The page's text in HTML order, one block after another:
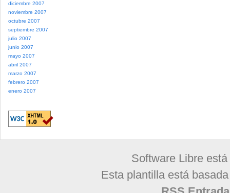
diciembre 2007
noviembre 2007
octubre 2007
septiembre 2007
julio 2007
junio 2007
mayo 2007
abril 2007
marzo 2007
febrero 2007
enero 2007
Software Libre
Esta plantilla está